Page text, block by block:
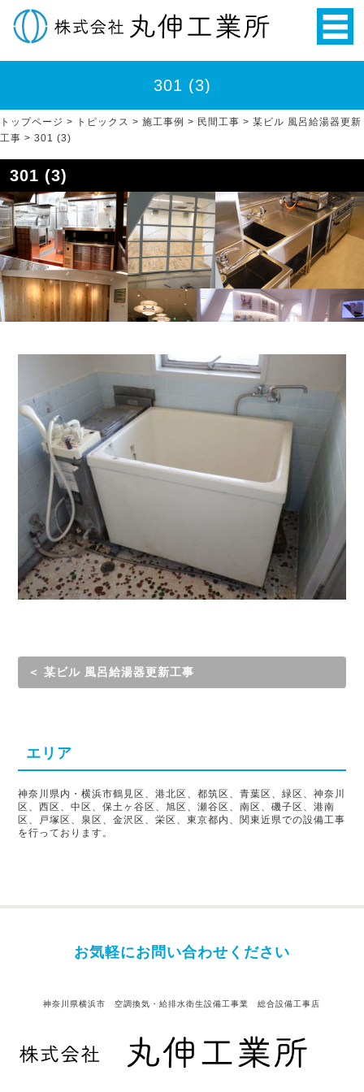
301 (3)
トップページ > トピックス > 施工事例 > 民間工事 > 某ビル 風呂給湯器更新
工事 > 301 (3)
301 (3)
＜ 某ビル 風呂給湯器更新工事
エリア
神奈川県内・横浜市鶴見区、港北区、都筑区、青葉区、緑区、神奈川
区、西区、中区、保土ヶ谷区、旭区、瀬谷区、南区、磯子区、港南
区、戸塚区、泉区、金沢区、栄区、東京都内、関東近県での設備工事
を行っております。
お気軽にお問い合わせください
神奈川県横浜市 空調換気・給排水衛生設備工事業 総合設備工事店